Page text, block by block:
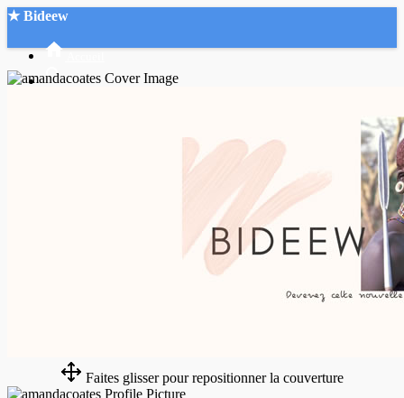
★ Bideew
Faites glisser pour repositionner la couverture